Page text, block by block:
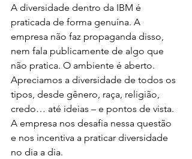
A diversidade dentro da IBM é
praticada de forma genuína. A
empresa não faz propaganda disso,
nem fala publicamente de algo que
não pratica. O ambiente é aberto.
Apreciamos a diversidade de todos os
tipos, desde gênero, raça, religião,
credo… até ideias – e pontos de vista.
A empresa nos desafia nessa questão
e nos incentiva a praticar diversidade
no dia a dia.